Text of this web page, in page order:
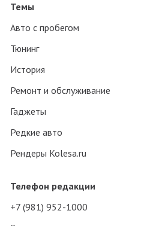
Телефон редакции
+7 (981) 952-1000
Темы
Авто с пробегом
Тюнинг
История
Ремонт и обслуживание
Гаджеты
Редкие авто
Рендеры Kolesa.ru